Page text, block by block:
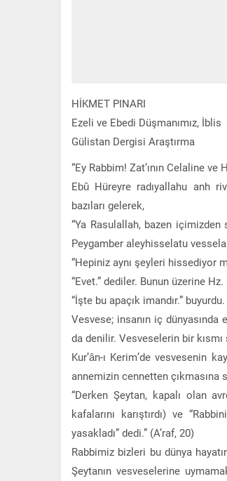
HİKMET PINARI
Ezeli ve Ebedi Düşmanımız, İblis
Gülistan Dergisi Araştırma
“Ey Rabbim! Zat’ının Celaline
Ebû Hüreyre radıyallahu anh
bazıları gelerek,
“Ya Rasulallah, bazen içimizden
Peygamber aleyhisselatu
“Hepiniz aynı şeyleri hissediyor
“Evet.” dediler. Bunun üzerine
“İşte bu apaçık imandır.”
Vesvese; insanın iç
da denilir. Vesveselerin bir
Kur’ân-ı Kerim’de vesvesenin
annemizin cennetten çıkmasına
“Derken Şeytan, kapalı olan
kafalarını karıştırdı) ve
yasakladı” dedi.” (A’raf, 20)
Rabbimiz bizleri bu dünya
Şeytanın vesveselerine